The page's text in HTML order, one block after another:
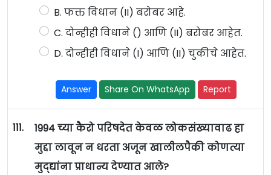
B. फक्त विधान (II) बरोबर आहे.
C. दोन्हीही विधाने () आणि (II) बरोबर आहेत.
D. दोन्हीही विधाने (I) आणि (II) चुकीचे आहेत.
Answer Share On WhatsApp Report
111.
1994 च्या कैरो परिषदेत केवळ लोकसंख्यावाढ हा
मुद्दा लावून न धरता अजून खालीलपैकी कोणत्या
मुद्द्यांना प्राधान्य देण्यात आले?